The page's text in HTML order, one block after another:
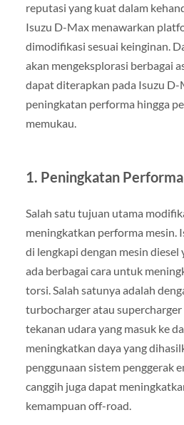
reputasi yang kuat dalam
Isuzu D-Max menawarkan
dimodifikasi sesuai keinginan.
akan mengeksplorasi berbagai
dapat diterapkan pada Isuzu D-
peningkatan performa hingga
memukau.
1. Peningkatan
Salah satu tujuan utama
meningkatkan performa mesin.
di lengkapi dengan mesin diesel
ada berbagai cara untuk
torsi. Salah satunya adalah
turbocharger atau
tekanan udara yang masuk ke
meningkatkan daya yang
penggunaan sistem penggerak
canggih juga dapat
kemampuan off-road.